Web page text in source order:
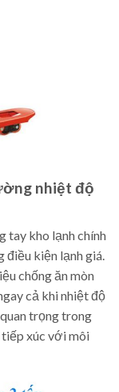
nhiệt độ
tay kho lạnh chính
điều kiện lạnh giá.
chống ăn mòn
cả khi nhiệt độ
trọng trong
tiếp xúc với môi